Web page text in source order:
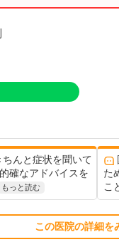
んと症状を聞いて
確なアドバイスを
もっと読む
た
こ
この医院の詳細を